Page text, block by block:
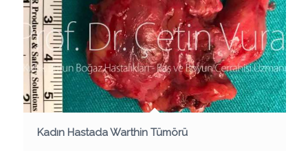
Kadın Hastada Warthin Tümörü